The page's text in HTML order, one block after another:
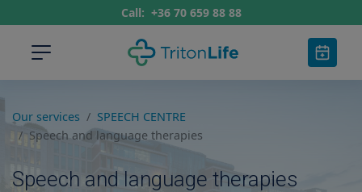
Call: +36 70 659 88 88
Our services
SPEECH CENTRE
Speech and language therapies
Speech and language therapies